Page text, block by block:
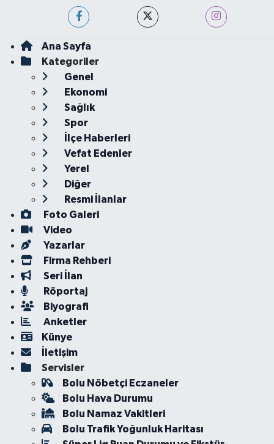
Ana Sayfa
Kategoriler
Genel
Ekonomi
Sağlık
Spor
İlçe Haberleri
Vefat Edenler
Yerel
Diğer
Resmi İlanlar
Foto Galeri
Video
Yazarlar
Firma Rehberi
Seri İlan
Röportaj
Biyografi
Anketler
Künye
İletişim
Servisler
Bolu Nöbetçi Eczaneler
Bolu Hava Durumu
Bolu Namaz Vakitleri
Bolu Trafik Yoğunluk Haritası